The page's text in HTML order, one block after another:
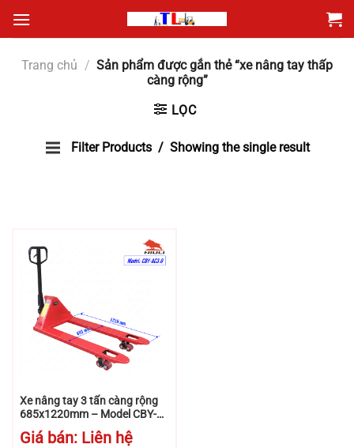
qua
dungTrang chủ / Sản phẩm được gắn thẻ “xe nâng tay thấp
càng rộng”
LỌC
Filter Products Showing the single result
Xe nâng tay 3 tấn càng rộng
685x1220mm – Model CBY-
AC3.0 – Niuli
Giá bán: Liên hệ